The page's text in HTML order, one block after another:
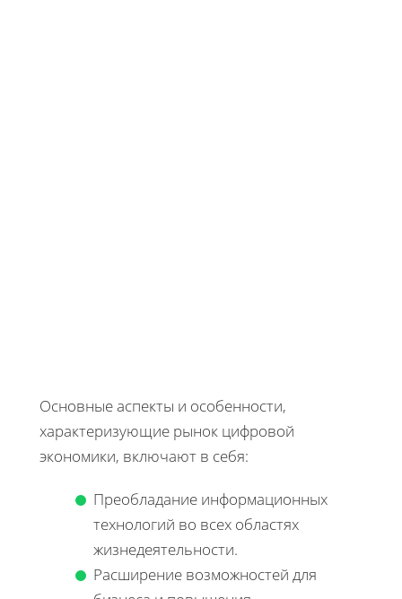
Основные аспекты и особенности,
характеризующие рынок цифровой
экономики, включают в себя:
Преобладание информационных
технологий во всех областях
жизнедеятельности.
Расширение возможностей для